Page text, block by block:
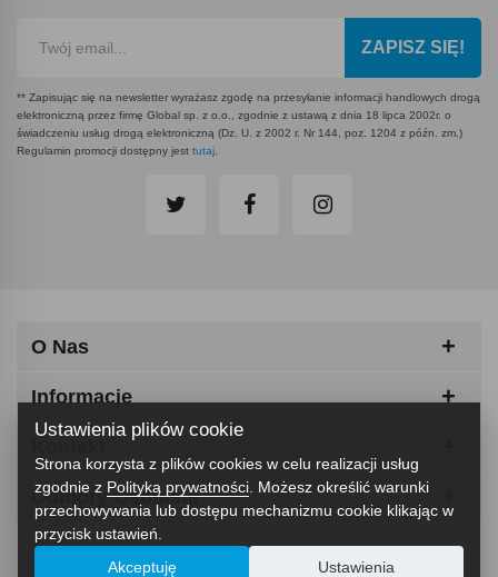
ZAPISZ SIĘ!
** Zapisując się na newsletter wyrażasz zgodę na przesyłanie informacji handlowych drogą
elektroniczną przez firmę Global sp. z o.o., zgodnie z ustawą z dnia 18 lipca 2002r. o
świadczeniu usług drogą elektroniczną (Dz. U. z 2002 r. Nr 144, poz. 1204 z późn. zm.)
Regulamin promocji dostępny jest tutaj
O Nas
Informacje
Odbiory Osobiste
Ustawienia plików cookie
Strona korzysta z plików cookies w celu realizacji usług
zgodnie z Polityką prywatności . Możesz określić warunki
przechowywania lub dostępu mechanizmu cookie klikając w
przycisk ustawień.
Akceptuję Ustawienia